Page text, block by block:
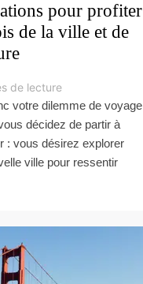
pour profiter
de la ville et de
de lecture
votre dilemme de voyage
décidez de partir à
: vous désirez explorer
ville pour ressentir